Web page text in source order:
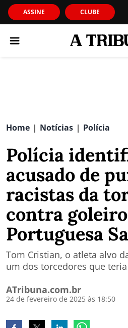
ASSINE CLUBE
Home | Notícias | Polícia
Polícia
acusado de
racistas da
contra
Portuguesa
Tom Cristian, o atleta alvo
um dos torcedores que
ATribuna.com.br
24 de fevereiro de 2025 às 18:50